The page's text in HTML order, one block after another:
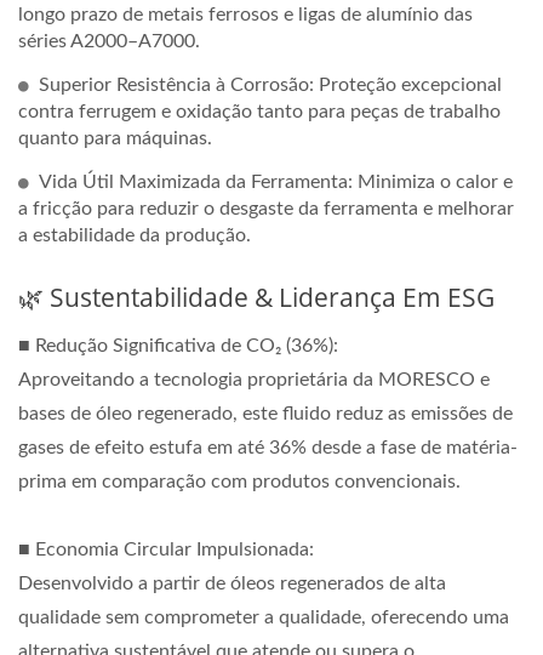
longo prazo de metais ferrosos e ligas de alumínio das
séries A2000–A7000.
Superior Resistência à Corrosão: Proteção excepcional
contra ferrugem e oxidação tanto para peças de trabalho
quanto para máquinas.
Vida Útil Maximizada da Ferramenta: Minimiza o calor e
a fricção para reduzir o desgaste da ferramenta e melhorar
a estabilidade da produção.
🌿 Sustentabilidade & Liderança Em ESG
■ Redução Significativa de CO₂ (36%):
Aproveitando a tecnologia proprietária da MORESCO e
bases de óleo regenerado, este fluido reduz as emissões de
gases de efeito estufa em até 36% desde a fase de matéria-
prima em comparação com produtos convencionais.
■ Economia Circular Impulsionada:
Desenvolvido a partir de óleos regenerados de alta
qualidade sem comprometer a qualidade, oferecendo uma